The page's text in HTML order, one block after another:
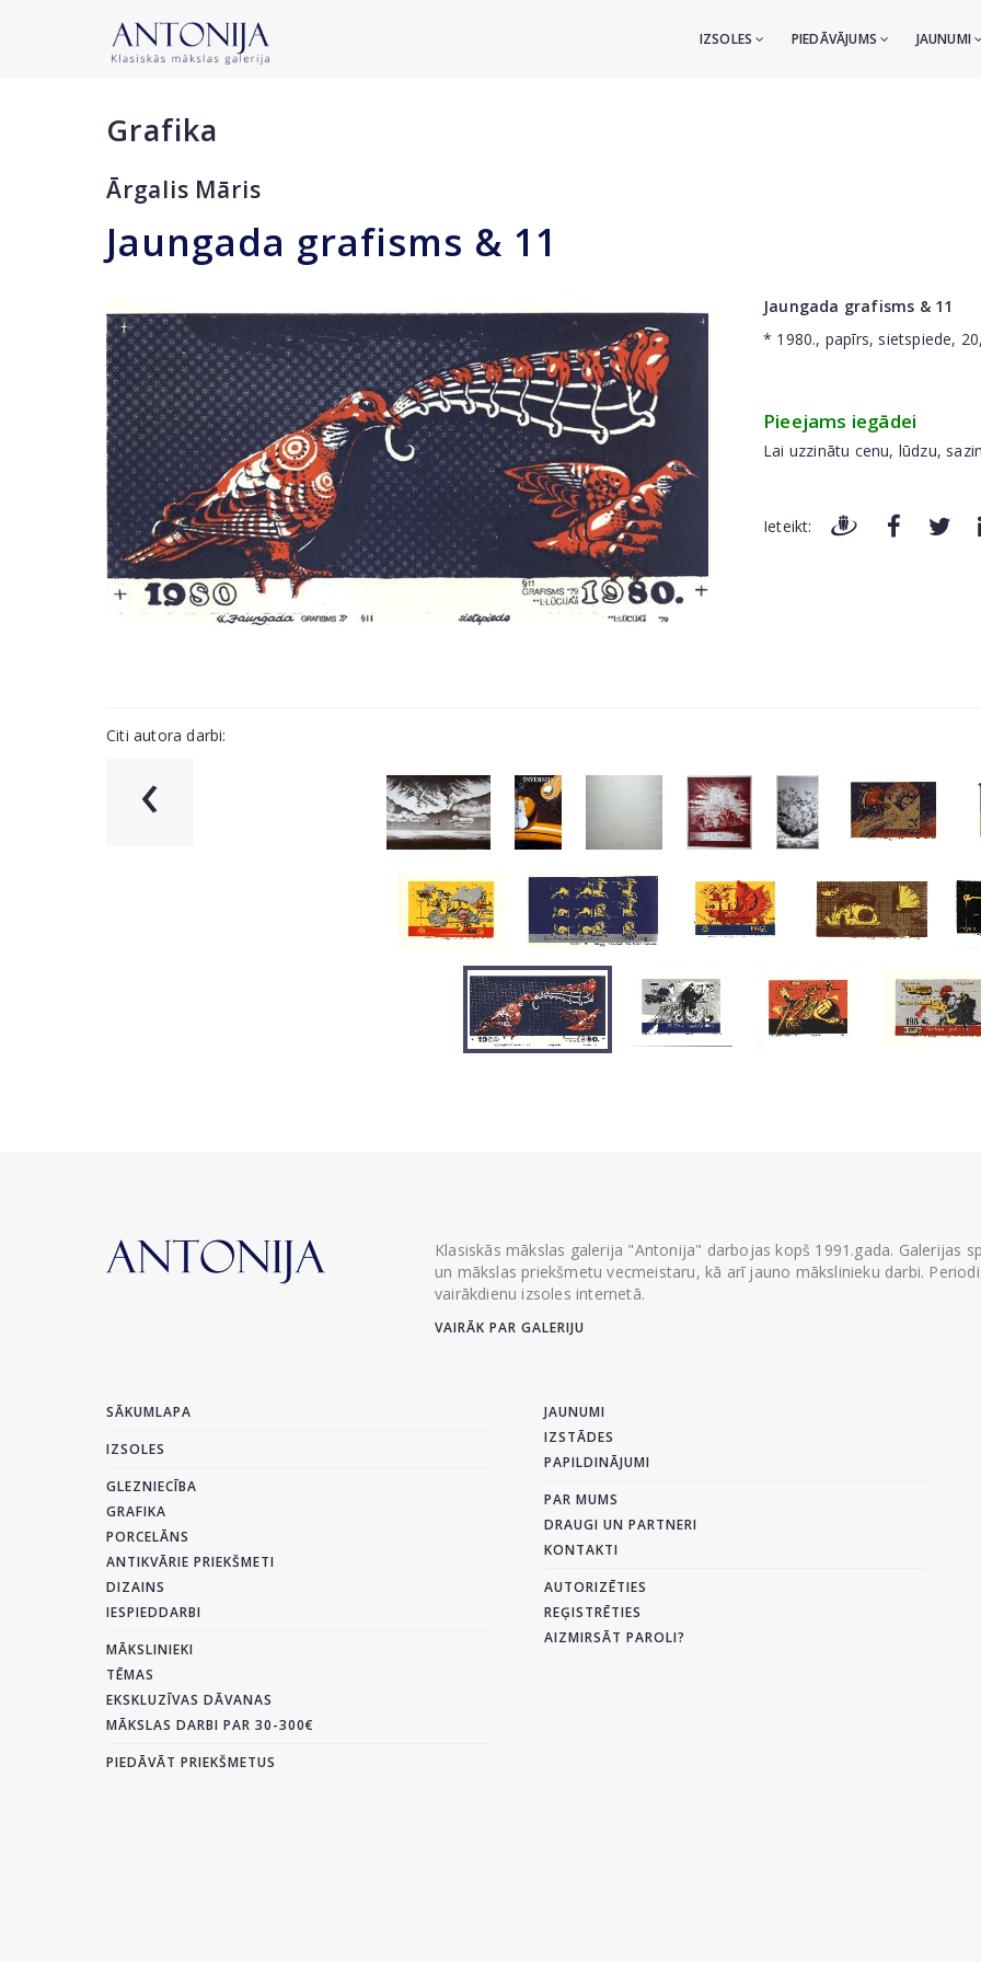
IZSOLES PIEDĀVĀJUMS JAUNUMI
Grafika
Ārgalis Māris
Jaungada grafisms & 11
Jaungada grafisms & 11
* 1980., papīrs, sietspiede,
Pieejams iegādei
Lai uzzinātu cenu, lūdzu,
Ieteikt:
Citi autora darbi:
‹
Klasiskās mākslas galerija "Antonija" darbojas kopš 1991.gada. Galerijas
un mākslas priekšmetu vecmeistaru, kā arī jauno mākslinieku darbi.
vairākdienu izsoles internetā.
VAIRĀK PAR GALERIJU
SĀKUMLAPA
IZSOLES
GLEZNIECĪBA
GRAFIKA
PORCELĀNS
ANTIKVĀRIE PRIEKŠMETI
DIZAINS
IESPIEDDARBI
MĀKSLINIEKI
TĒMAS
EKSKLUZĪVAS DĀVANAS
MĀKSLAS DARBI PAR 30-300€
PIEDĀVĀT PRIEKŠMETUS
JAUNUMI
IZSTĀDES
PAPILDINĀJUMI
PAR MUMS
DRAUGI UN PARTNERI
KONTAKTI
AUTORIZĒTIES
REĢISTRĒTIES
AIZMIRSĀT PAROLI?